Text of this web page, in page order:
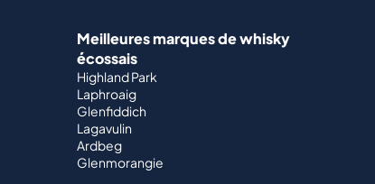
Meilleures marques de whisky
écossais
Highland Park
Laphroaig
Glenfiddich
Lagavulin
Ardbeg
Glenmorangie